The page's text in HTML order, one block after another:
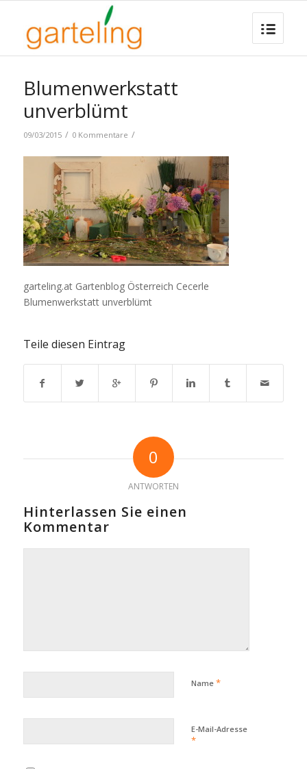
Blumenwerkstatt
unverblümt
09/03/2015 / 0 Kommentare /
garteling.at Gartenblog Österreich Cecerle
Blumenwerkstatt unverblümt
Teile diesen Eintrag
0
ANTWORTEN
Hinterlassen Sie einen
Kommentar
Name *
E-Mail-Adresse
*